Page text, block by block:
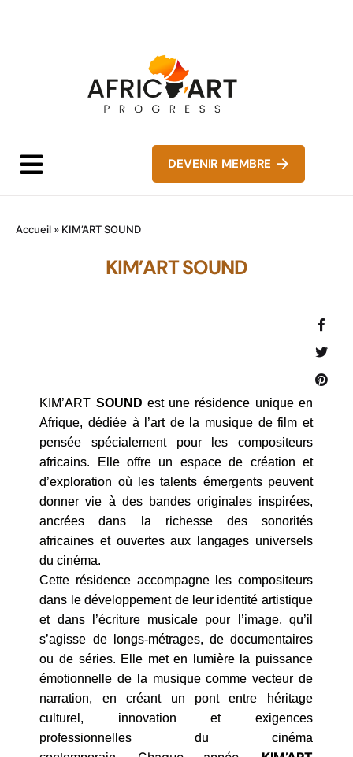
DEVENIR MEMBRE
Accueil » KIM’ART SOUND
KIM’ART SOUND
KIM’ART SOUND est une résidence unique en
Afrique, dédiée à l’art de la musique de film et
pensée spécialement pour les compositeurs
africains. Elle offre un espace de création et
d’exploration où les talents émergents peuvent
donner vie à des bandes originales inspirées,
ancrées dans la richesse des sonorités
africaines et ouvertes aux langages universels
du cinéma.
Cette résidence accompagne les compositeurs
dans le développement de leur identité artistique
et dans l’écriture musicale pour l’image, qu’il
s’agisse de longs-métrages, de documentaires
ou de séries. Elle met en lumière la puissance
émotionnelle de la musique comme vecteur de
narration, en créant un pont entre héritage
culturel, innovation et exigences
professionnelles du cinéma